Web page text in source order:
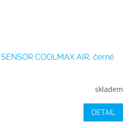
COOLMAX AIR, černé
skladem
DETAIL